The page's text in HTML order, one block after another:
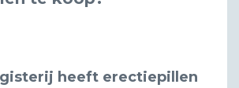
heeft erectiepillen